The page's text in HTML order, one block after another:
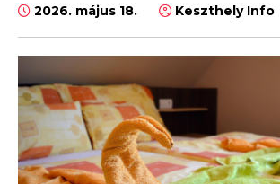
2026. május 18. Keszthely Info